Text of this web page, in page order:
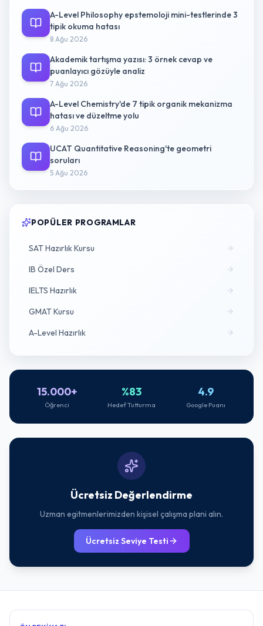
A-Level Philosophy epstemoloji mini-testlerinde 3
tipik okuma hatası
8 Ağu 2026
Akademik tartışma yazısı: 3 örnek cevap ve
puanlayıcı gözüyle analiz
7 Ağu 2026
A-Level Chemistry'de 7 tipik organik mekanizma
hatası ve düzeltme yolu
6 Ağu 2026
UCAT Quantitative Reasoning'te geometri
soruları
5 Ağu 2026
POPÜLER PROGRAMLAR
SAT Hazırlık Kursu
IB Özel Ders
IELTS Hazırlık
GMAT Kursu
A-Level Hazırlık
15.000+
Öğrenci
%83
Hedef Tutturma
4.9
Google Puanı
Ücretsiz Değerlendirme
Uzman egitmenlerimizden kişisel çalışma plani alın.
Ücretsiz Seviye Testi